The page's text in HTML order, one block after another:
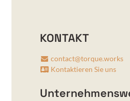
KONTAKT
contact@torque.works
Kontaktieren Sie uns